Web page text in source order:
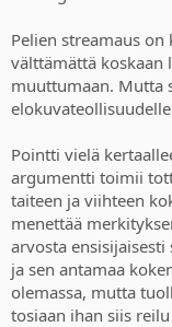
Pelien streamaus on
välttämättä koskaan
muuttumaan. Mutta
Pointti vielä
argumentti toimii
taiteen ja viihteen
menettää
arvosta
ja sen antamaa
olemassa, mutta
tosiaan ihan siis